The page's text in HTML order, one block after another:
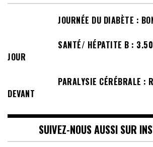
JOURNÉE DU DIABÈTE :
SANTÉ/ HÉPATITE B :
JOUR
PARALYSIE CÉRÉBRALE :
DEVANT
SUIVEZ-NOUS AUSSI SUR